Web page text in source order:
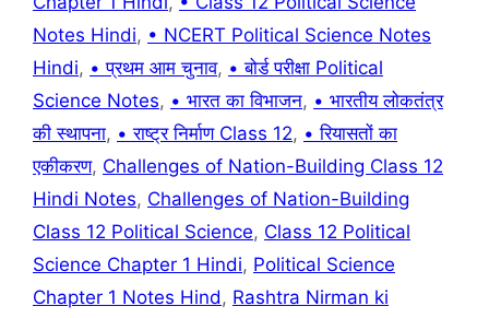
Notes Hindi, • NCERT Political Science Notes
Hindi, • प्रथम आम चुनाव, • बोर्ड परीक्षा Political
Science Notes, • भारत का विभाजन, • भारतीय लोकतंत्र
की स्थापना, • राष्ट्र निर्माण Class 12, • रियासतों का
एकीकरण, Challenges of Nation-Building Class 12
Hindi Notes, Challenges of Nation-Building
Class 12 Political Science, Class 12 Political
Science Chapter 1 Hindi, Political Science
Chapter 1 Notes Hind, Rashtra Nirman ki